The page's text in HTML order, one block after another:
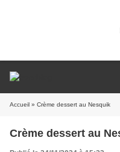
Accueil » Crème dessert au Nesquik
Crème dessert au